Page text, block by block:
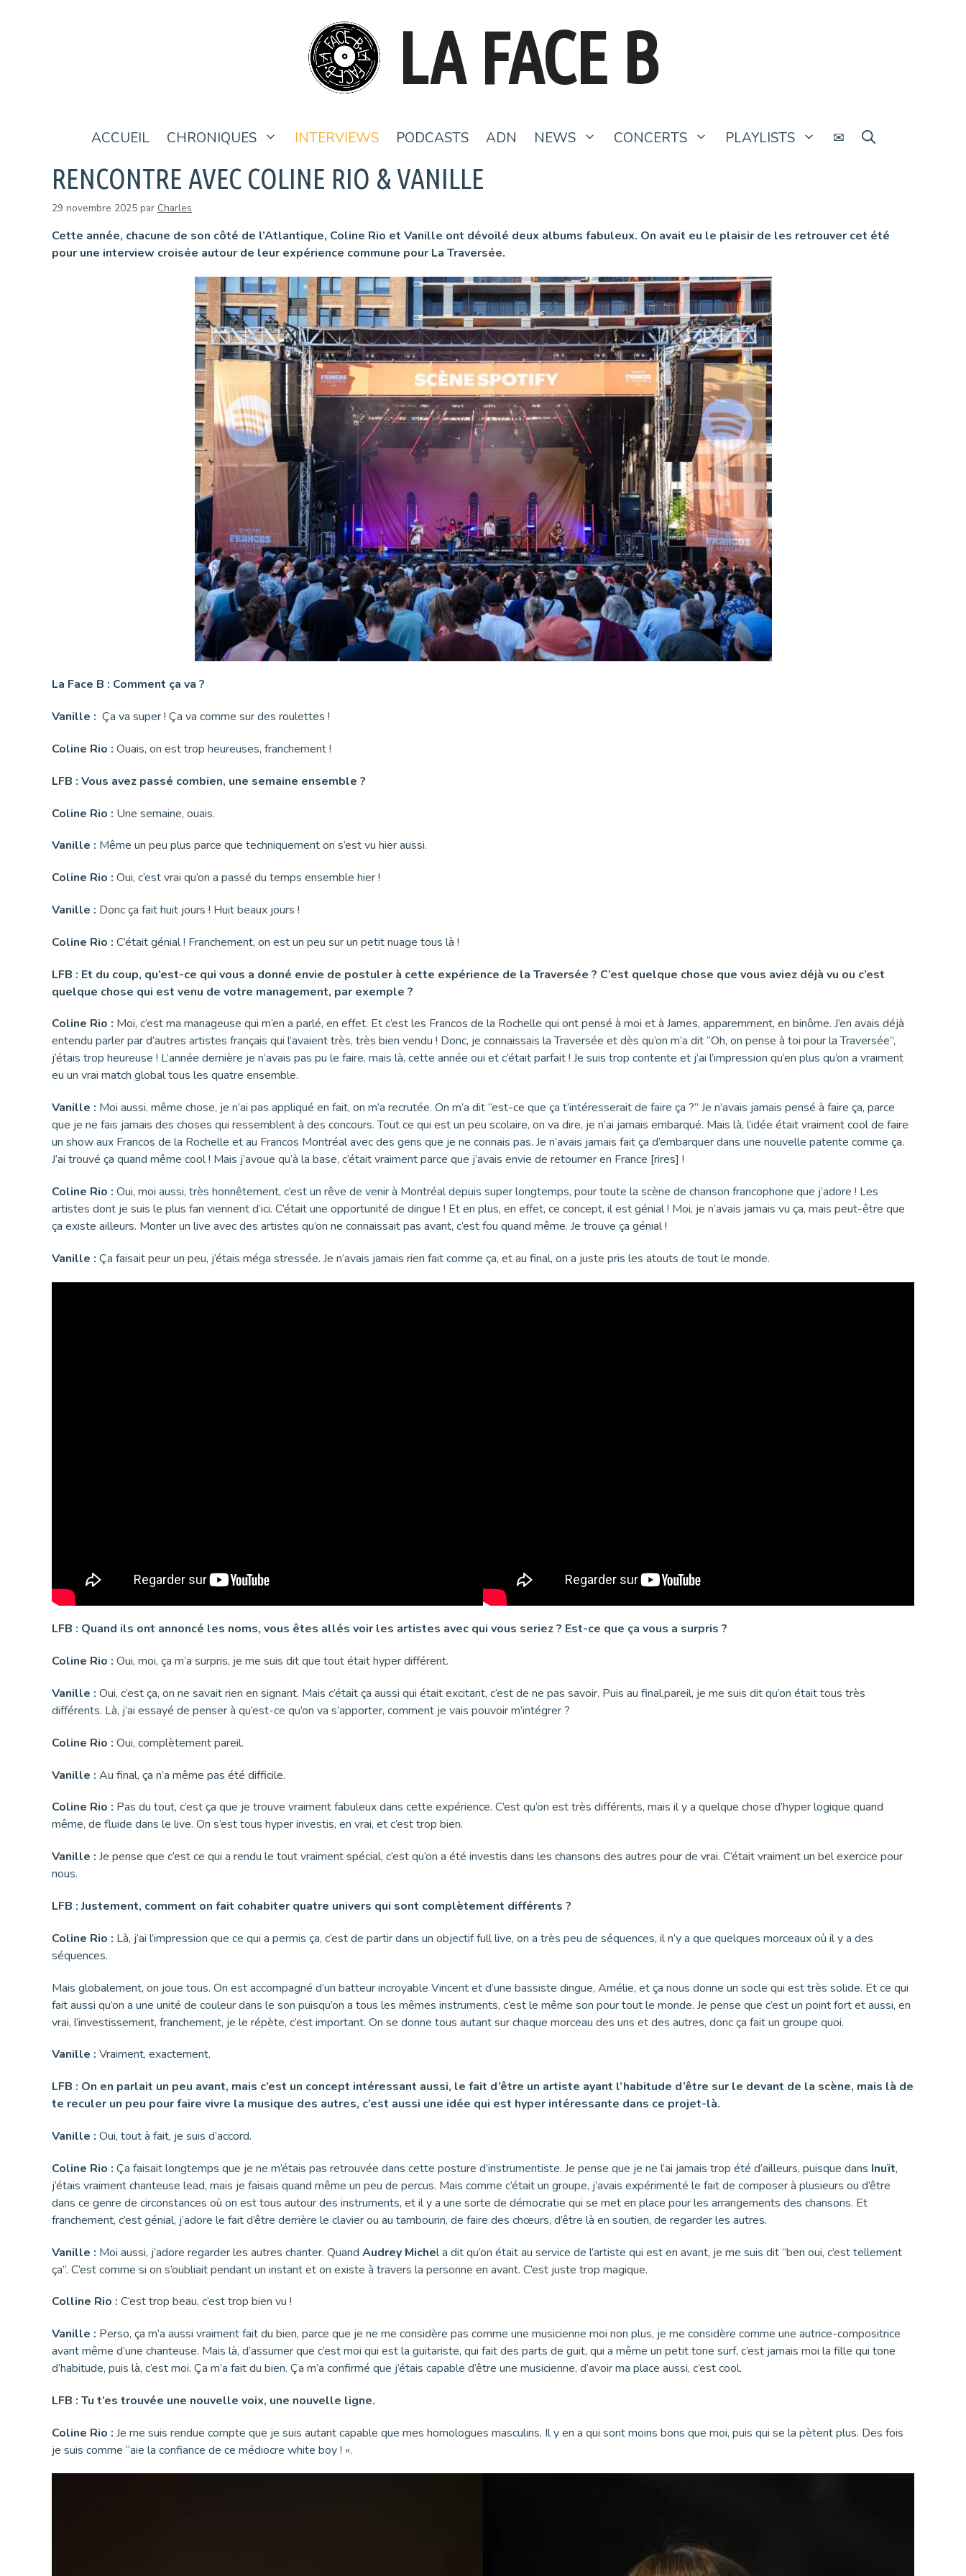
LA FACE B
ACCUEIL CHRONIQUES INTERVIEWS PODCASTS ADN NEWS CONCERTS PLAYLISTS ✉
RENCONTRE AVEC COLINE RIO & VANILLE
29 novembre 2025 par Charles
Cette année, chacune de son côté de l’Atlantique, Coline Rio et Vanille ont dévoilé deux albums fabuleux. On avait eu le plaisir de les retrouver cet été
pour une interview croisée autour de leur expérience commune pour La Traversée.
La Face B : Comment ça va ?
Vanille : Ça va super ! Ça va comme sur des roulettes !
Coline Rio : Ouais, on est trop heureuses, franchement !
LFB : Vous avez passé combien, une semaine ensemble ?
Coline Rio : Une semaine, ouais.
Vanille : Même un peu plus parce que techniquement on s’est vu hier aussi.
Coline Rio : Oui, c’est vrai qu’on a passé du temps ensemble hier !
Vanille : Donc ça fait huit jours ! Huit beaux jours !
Coline Rio : C’était génial ! Franchement, on est un peu sur un petit nuage tous là !
LFB : Et du coup, qu’est-ce qui vous a donné envie de postuler à cette expérience de la Traversée ? C’est quelque chose que vous aviez déjà vu ou c’est
quelque chose qui est venu de votre management, par exemple ?
Coline Rio : Moi, c’est ma manageuse qui m’en a parlé, en effet. Et c’est les Francos de la Rochelle qui ont pensé à moi et à James, apparemment, en binôme. J’en avais déjà
entendu parler par d’autres artistes français qui l’avaient très, très bien vendu ! Donc, je connaissais la Traversée et dès qu’on m’a dit “Oh, on pense à toi pour la Traversée”,
j’étais trop heureuse ! L’année dernière je n’avais pas pu le faire, mais là, cette année oui et c’était parfait ! Je suis trop contente et j’ai l’impression qu’en plus qu’on a vraiment
eu un vrai match global tous les quatre ensemble.
Vanille : Moi aussi, même chose, je n’ai pas appliqué en fait, on m’a recrutée. On m’a dit “est-ce que ça t’intéresserait de faire ça ?” Je n’avais jamais pensé à faire ça, parce
que je ne fais jamais des choses qui ressemblent à des concours. Tout ce qui est un peu scolaire, on va dire, je n’ai jamais embarqué. Mais là, l’idée était vraiment cool de faire
un show aux Francos de la Rochelle et au Francos Montréal avec des gens que je ne connais pas. Je n’avais jamais fait ça d’embarquer dans une nouvelle patente comme ça.
J’ai trouvé ça quand même cool ! Mais j’avoue qu’à la base, c’était vraiment parce que j’avais envie de retourner en France [rires] !
Coline Rio : Oui, moi aussi, très honnêtement, c’est un rêve de venir à Montréal depuis super longtemps, pour toute la scène de chanson francophone que j’adore ! Les
artistes dont je suis le plus fan viennent d’ici. C’était une opportunité de dingue ! Et en plus, en effet, ce concept, il est génial ! Moi, je n’avais jamais vu ça, mais peut-être que
ça existe ailleurs. Monter un live avec des artistes qu’on ne connaissait pas avant, c’est fou quand même. Je trouve ça génial !
Vanille : Ça faisait peur un peu, j’étais méga stressée. Je n’avais jamais rien fait comme ça, et au final, on a juste pris les atouts de tout le monde.
LFB : Quand ils ont annoncé les noms, vous êtes allés voir les artistes avec qui vous seriez ? Est-ce que ça vous a surpris ?
Coline Rio : Oui, moi, ça m’a surpris, je me suis dit que tout était hyper différent.
Vanille : Oui, c’est ça, on ne savait rien en signant. Mais c’était ça aussi qui était excitant, c’est de ne pas savoir. Puis au final,pareil, je me suis dit qu’on était tous très
différents. Là, j’ai essayé de penser à qu’est-ce qu’on va s’apporter, comment je vais pouvoir m’intégrer ?
Coline Rio : Oui, complètement pareil.
Vanille : Au final, ça n’a même pas été difficile.
Coline Rio : Pas du tout, c’est ça que je trouve vraiment fabuleux dans cette expérience. C’est qu’on est très différents, mais il y a quelque chose d’hyper logique quand
même, de fluide dans le live. On s’est tous hyper investis, en vrai, et c’est trop bien.
Vanille : Je pense que c’est ce qui a rendu le tout vraiment spécial, c’est qu’on a été investis dans les chansons des autres pour de vrai. C’était vraiment un bel exercice pour
nous.
LFB : Justement, comment on fait cohabiter quatre univers qui sont complètement différents ?
Coline Rio : Là, j’ai l’impression que ce qui a permis ça, c’est de partir dans un objectif full live, on a très peu de séquences, il n’y a que quelques morceaux où il y a des
séquences.
Mais globalement, on joue tous. On est accompagné d’un batteur incroyable Vincent et d’une bassiste dingue, Amélie, et ça nous donne un socle qui est très solide. Et ce qui
fait aussi qu’on a une unité de couleur dans le son puisqu’on a tous les mêmes instruments, c’est le même son pour tout le monde. Je pense que c’est un point fort et aussi, en
vrai, l’investissement, franchement, je le répète, c’est important. On se donne tous autant sur chaque morceau des uns et des autres, donc ça fait un groupe quoi.
Vanille : Vraiment, exactement.
LFB : On en parlait un peu avant, mais c’est un concept intéressant aussi, le fait d’être un artiste ayant l’habitude d’être sur le devant de la scène, mais là de
te reculer un peu pour faire vivre la musique des autres, c’est aussi une idée qui est hyper intéressante dans ce projet-là.
Vanille : Oui, tout à fait, je suis d’accord.
Coline Rio : Ça faisait longtemps que je ne m’étais pas retrouvée dans cette posture d’instrumentiste. Je pense que je ne l’ai jamais trop été d’ailleurs, puisque dans Inuït,
j’étais vraiment chanteuse lead, mais je faisais quand même un peu de percus. Mais comme c’était un groupe, j’avais expérimenté le fait de composer à plusieurs ou d’être
dans ce genre de circonstances où on est tous autour des instruments, et il y a une sorte de démocratie qui se met en place pour les arrangements des chansons. Et
franchement, c’est génial, j’adore le fait d’être derrière le clavier ou au tambourin, de faire des chœurs, d’être là en soutien, de regarder les autres.
Vanille : Moi aussi, j’adore regarder les autres chanter. Quand Audrey Michel a dit qu’on était au service de l’artiste qui est en avant, je me suis dit “ben oui, c’est tellement
ça”. C’est comme si on s’oubliait pendant un instant et on existe à travers la personne en avant. C’est juste trop magique.
Colline Rio : C’est trop beau, c’est trop bien vu !
Vanille : Perso, ça m’a aussi vraiment fait du bien, parce que je ne me considère pas comme une musicienne moi non plus, je me considère comme une autrice-compositrice
avant même d’une chanteuse. Mais là, d’assumer que c’est moi qui est la guitariste, qui fait des parts de guit, qui a même un petit tone surf, c’est jamais moi la fille qui tone
d’habitude, puis là, c’est moi. Ça m’a fait du bien. Ça m’a confirmé que j’étais capable d’être une musicienne, d’avoir ma place aussi, c’est cool.
LFB : Tu t’es trouvée une nouvelle voix, une nouvelle ligne.
Coline Rio : Je me suis rendue compte que je suis autant capable que mes homologues masculins. Il y en a qui sont moins bons que moi, puis qui se la pètent plus. Des fois
je suis comme “aie la confiance de ce médiocre white boy ! ».